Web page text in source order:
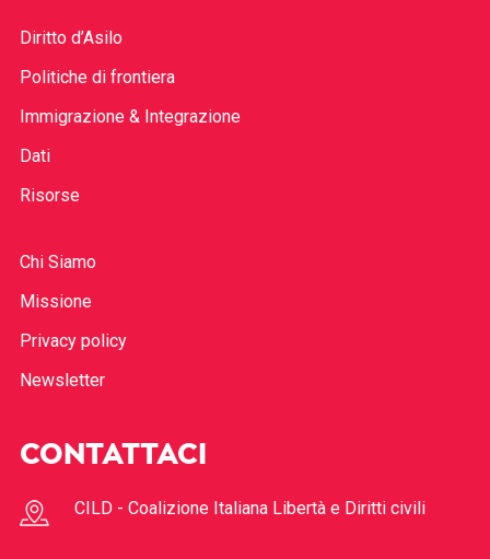
Diritto d’Asilo
Politiche di frontiera
Immigrazione & Integrazione
Dati
Risorse
Chi Siamo
Missione
Privacy policy
Newsletter
CONTATTACI
CILD - Coalizione Italiana Libertà e Diritti civili